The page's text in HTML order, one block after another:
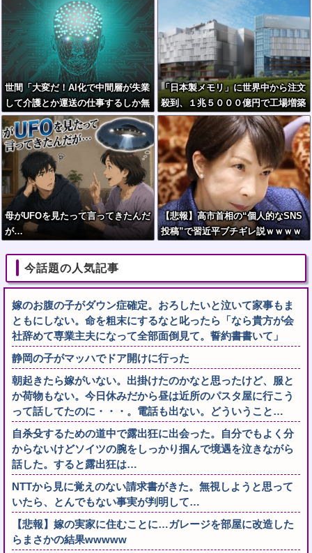
世間「大変だ！AI化で中間層が失業
して介護とか運送の仕事するしか無
くなるぞ！」←うん…うん？
「日本製メモリ」に世界中から注文
殺到、１兆５０００億円で工場増築
へ
母がUFOを見たって言ってきたんだ
が…
【悲報】高市首相の“個人的なSNS
投稿”で習近平ブチギレ説ｗｗｗｗ
今話題の人気記事
嫁のお腹の子がダウン症確定。おろしたいと泣いて家事もま
ともにしない。命を粗末にするなと叱ったら「なら貴方が会
社辞めて専業主夫になって全部面倒見て。誓約書書いて」
静岡の子がマッハでドア開けに行った
朝起きたら嫁がいない。出掛けたのかなと思ったけど、服と
か荷物もない。今日休みだから昼は近所のパスタ屋に行こう
って話してたのに・・・。電話も出ない。どういうこと…
自杀殳するための道中で露出狂に出会った。自分でもよく分
からないけどソイツの腕をしっかり掴んで境遇を泣きながら
話した。すると露出狂は…
NTTから見に覚えのない請求書がきた。無視しようと思って
いたら、とんでもない事実が判明して…
【悲報】嫁の実家に住むことに…ガレージを部屋に改造した
らまさかの結果wwwww